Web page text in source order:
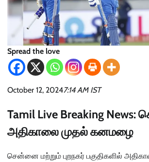
Spread the love
October 12, 20247:14 AM IST
Tamil Live Breaking
அதிகாலை முதல் கனமழை
சென்னை மற்றும் புறநகர் பகுதிகளில்